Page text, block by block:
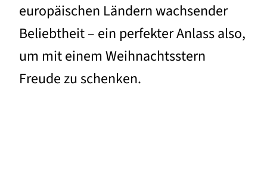
europäischen Ländern wachsender
Beliebtheit – ein perfekter Anlass also,
um mit einem Weihnachtsstern
Freude zu schenken.